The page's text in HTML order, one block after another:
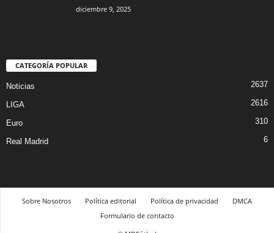
diciembre 9, 2025
CATEGORÍA POPULAR
Noticias 2637
LIGA 2616
Euro 310
Real Madrid 6
Sobre Nosotros Política editorial Política de privacidad
DMCA
Formulario de contacto